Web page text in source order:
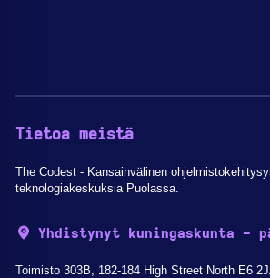
Tietoa meistä
The Codest - Kansainvälinen
teknologiakeskuksia Puolassa.
Yhdistynyt kuningaskunta -
Toimisto 303B, 182-184 High Street North E6